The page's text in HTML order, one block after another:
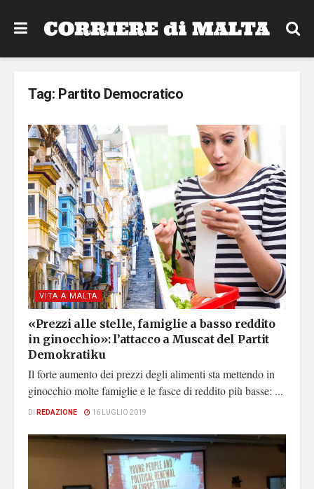
Tag: Partito Democratico
VITA A MALTA
«Prezzi alle stelle, famiglie a basso reddito
in ginocchio»: l’attacco a Muscat del Partit
Demokratiku
Il forte aumento dei prezzi degli alimenti sta mettendo in
ginocchio molte famiglie e le fasce di reddito più basse: ...
DI REDAZIONE 16 LUGLIO 2019